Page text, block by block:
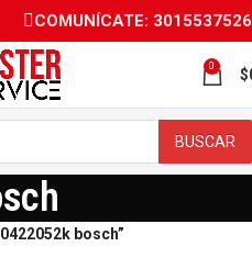
COMUNÍCATE: 3015537526
0 $
BUSCAR
bosch”